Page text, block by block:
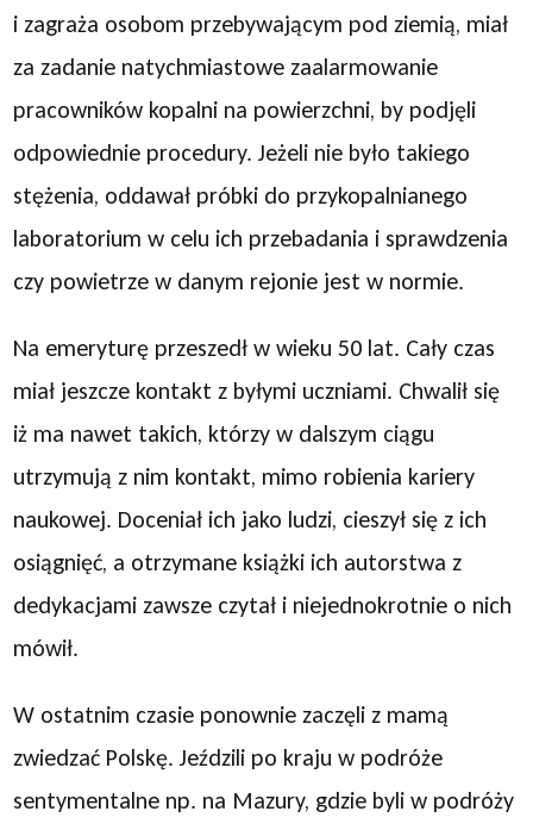
i zagraża osobom przebywającym pod ziemią, miał
za zadanie natychmiastowe zaalarmowanie
pracowników kopalni na powierzchni, by podjęli
odpowiednie procedury. Jeżeli nie było takiego
stężenia, oddawał próbki do przykopalnianego
laboratorium w celu ich przebadania i sprawdzenia
czy powietrze w danym rejonie jest w normie.
Na emeryturę przeszedł w wieku 50 lat. Cały czas
miał jeszcze kontakt z byłymi uczniami. Chwalił się
iż ma nawet takich, którzy w dalszym ciągu
utrzymują z nim kontakt, mimo robienia kariery
naukowej. Doceniał ich jako ludzi, cieszył się z ich
osiągnięć, a otrzymane książki ich autorstwa z
dedykacjami zawsze czytał i niejednokrotnie o nich
mówił.
W ostatnim czasie ponownie zaczęli z mamą
zwiedzać Polskę. Jeździli po kraju w podróże
sentymentalne np. na Mazury, gdzie byli w podróży